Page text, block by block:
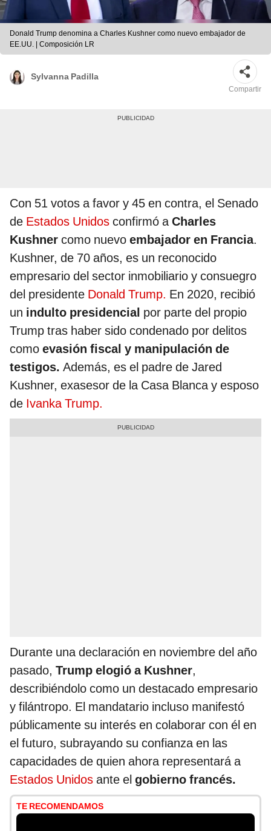
Donald Trump denomina a Charles Kushner como nuevo embajador de
EE.UU. | Composición LR
Sylvanna Padilla
Compartir
Con 51 votos a favor y 45 en contra, el Senado
de Estados Unidos confirmó aCharles
Kushner como nuevo embajador en Francia.
Kushner, de 70 años, es un reconocido
empresario del sector inmobiliario y consuegro
del presidente Donald Trump. En 2020, recibió
un indulto presidencial por parte del propio
Trump tras haber sido condenado por delitos
como evasión fiscal y manipulación de
testigos. Además, es el padre de Jared
Kushner, exasesor de la Casa Blanca y esposo
de Ivanka Trump.
Durante una declaración en noviembre del año
pasado, Trump elogió a Kushner,
describiéndolo como un destacado empresario
y filántropo. El mandatario incluso manifestó
públicamente su interés en colaborar con él en
el futuro, subrayando su confianza en las
capacidades de quien ahora representará a
Estados Unidos ante el gobierno francés.
TE RECOMENDAMOS